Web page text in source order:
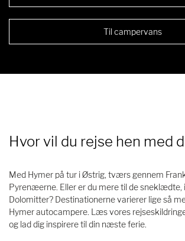
Til campervans
Hvor vil du rejse hen med
Med Hymer på tur i Østrig, tværs gennem
Pyrenæerne. Eller er du mere til de sneklædte,
Dolomitter? Destinationerne varierer lige så
Hymer autocampere. Læs vores
og lad dig inspirere til din næste ferie.